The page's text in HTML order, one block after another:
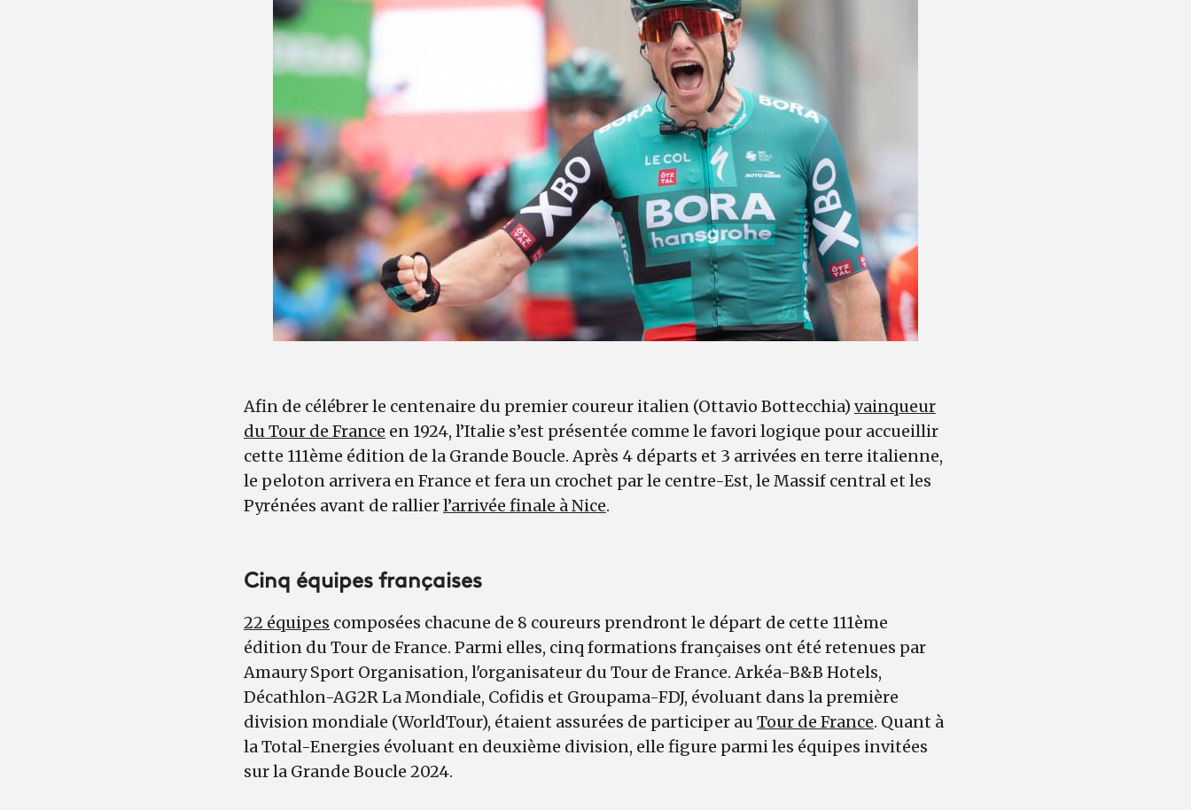
Afin de célébrer le centenaire du premier coureur italien (Ottavio Bottecchia) vainqueur
du Tour de France en 1924, l’Italie s’est présentée comme le favori logique pour accueillir
cette 111ème édition de la Grande Boucle. Après 4 départs et 3 arrivées en terre italienne,
le peloton arrivera en France et fera un crochet par le centre-Est, le Massif central et les
Pyrénées avant de rallierl’arrivée finale à Nice.
Cinq équipes françaises
22 équipes composées chacune de 8 coureurs prendront le départ de cette 111ème
édition du Tour de France. Parmi elles, cinq formations françaises ont été retenues par
Amaury Sport Organisation, l'organisateur du Tour de France. Arkéa-B&B Hotels,
Décathlon-AG2R La Mondiale, Cofidis et Groupama-FDJ, évoluant dans la première
division mondiale (WorldTour), étaient assurées de participer auTour de France. Quant à
la Total-Energies évoluant en deuxième division, elle figure parmi les équipes invitées
sur la Grande Boucle 2024.